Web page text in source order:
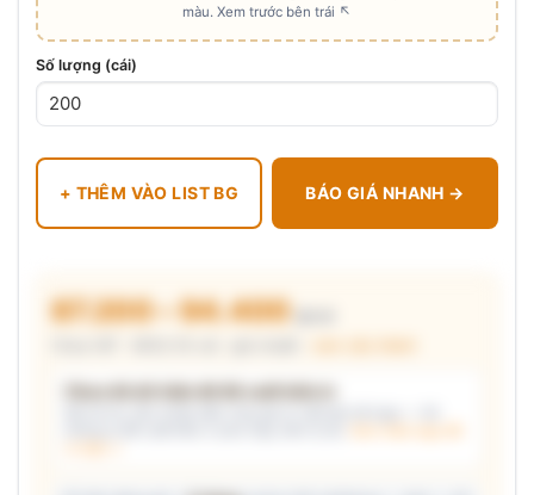
màu. Xem trước bên trái ↖
Số lượng (cái)
+ THÊM VÀO LIST BG BÁO GIÁ NHANH →
87.200 – 94.400